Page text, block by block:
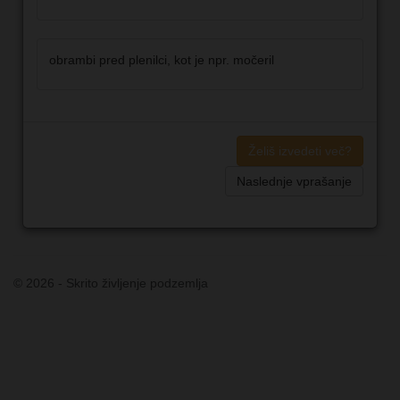
obrambi pred plenilci, kot je npr. močeril
Želiš izvedeti več?
Naslednje vprašanje